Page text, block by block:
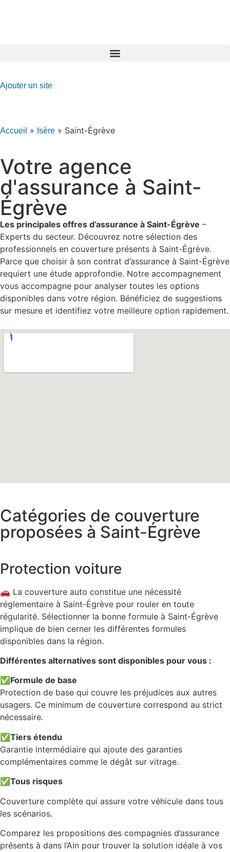
Ajouter un site
Accueil » Isère » Saint-Égrève
Votre agence
d'assurance à Saint-
Égrève
Les principales offres d’assurance à Saint-Égrève –
Experts du secteur. Découvrez notre sélection des
professionnels en couverture présents à Saint-Égrève.
Parce que choisir à son contrat d’assurance à Saint-Égrève
requiert une étude approfondie. Notre accompagnement
vous accompagne pour analyser toutes les options
disponibles dans votre région. Bénéficiez de suggestions
sur mesure et identifiez votre meilleure option rapidement.
Catégories de couverture
proposées à Saint-Égrève
Protection voiture
🚗 La couverture auto constitue une nécessité
réglementaire à Saint-Égrève pour rouler en toute
régularité. Sélectionner la bonne formule à Saint-Égrève
implique de bien cerner les différentes formules
disponibles dans la région.
Différentes alternatives sont disponibles pour vous :
✅ Formule de base
Protection de base qui couvre les préjudices aux autres
usagers. Ce minimum de couverture correspond au strict
nécessaire.
✅Tiers étendu
Garantie intermédiaire qui ajoute des garanties
complémentaires comme le dégât sur vitrage.
✅Tous risques
Couverture complète qui assure votre véhicule dans tous
les scénarios.
Comparez les propositions des compagnies d’assurance
présents à dans l’Ain pour trouver la solution idéale à vos